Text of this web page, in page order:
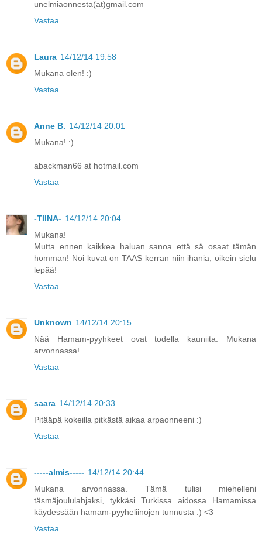
unelmiaonnesta(at)gmail.com
Vastaa
Laura 14/12/14 19:58
Mukana olen! :)
Vastaa
Anne B. 14/12/14 20:01
Mukana! :)
abackman66 at hotmail.com
Vastaa
-TIINA- 14/12/14 20:04
Mukana!
Mutta ennen kaikkea haluan sanoa että sä osaat tämän
homman! Noi kuvat on TAAS kerran niin ihania, oikein sielu
lepää!
Vastaa
Unknown 14/12/14 20:15
Nää Hamam-pyyhkeet ovat todella kauniita. Mukana
arvonnassa!
Vastaa
saara 14/12/14 20:33
Pitääpä kokeilla pitkästä aikaa arpaonneeni :)
Vastaa
-----almis----- 14/12/14 20:44
Mukana arvonnassa. Tämä tulisi miehelleni
täsmäjoululahjaksi, tykkäsi Turkissa aidossa Hamamissa
käydessään hamam-pyyheliinojen tunnusta :) <3
Vastaa